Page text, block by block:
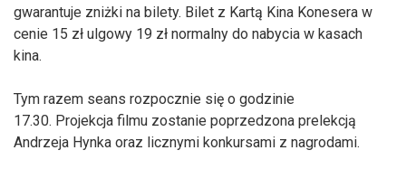
gwarantuje zniżki na bilety. Bilet z Kartą Kina Konesera w
cenie 15 zł ulgowy 19 zł normalny do nabycia w kasach
kina.
Tym razem seans rozpocznie się o godzinie
17.30. Projekcja filmu zostanie poprzedzona prelekcją
Andrzeja Hynka oraz licznymi konkursami z nagrodami.